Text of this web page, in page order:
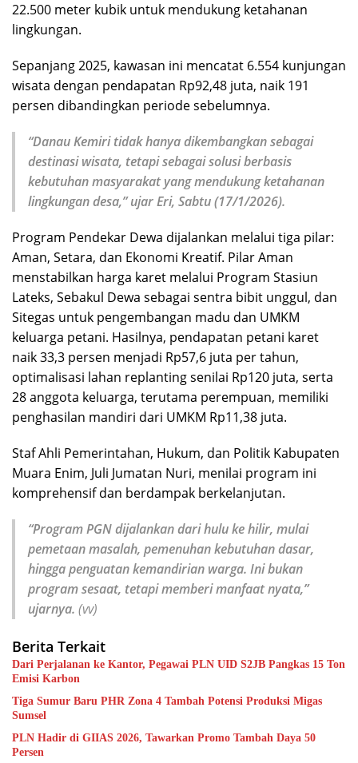
22.500 meter kubik untuk mendukung ketahanan
lingkungan.
Sepanjang 2025, kawasan ini mencatat 6.554 kunjungan
wisata dengan pendapatan Rp92,48 juta, naik 191
persen dibandingkan periode sebelumnya.
“Danau Kemiri tidak hanya dikembangkan sebagai
destinasi wisata, tetapi sebagai solusi berbasis
kebutuhan masyarakat yang mendukung ketahanan
lingkungan desa,” ujar Eri, Sabtu (17/1/2026).
Program Pendekar Dewa dijalankan melalui tiga pilar:
Aman, Setara, dan Ekonomi Kreatif. Pilar Aman
menstabilkan harga karet melalui Program Stasiun
Lateks, Sebakul Dewa sebagai sentra bibit unggul, dan
Sitegas untuk pengembangan madu dan UMKM
keluarga petani. Hasilnya, pendapatan petani karet
naik 33,3 persen menjadi Rp57,6 juta per tahun,
optimalisasi lahan replanting senilai Rp120 juta, serta
28 anggota keluarga, terutama perempuan, memiliki
penghasilan mandiri dari UMKM Rp11,38 juta.
Staf Ahli Pemerintahan, Hukum, dan Politik Kabupaten
Muara Enim, Juli Jumatan Nuri, menilai program ini
komprehensif dan berdampak berkelanjutan.
“Program PGN dijalankan dari hulu ke hilir, mulai
pemetaan masalah, pemenuhan kebutuhan dasar,
hingga penguatan kemandirian warga. Ini bukan
program sesaat, tetapi memberi manfaat nyata,”
ujarnya. (vv)
Berita Terkait
Dari Perjalanan ke Kantor, Pegawai PLN UID S2JB Pangkas 15 Ton
Emisi Karbon
Tiga Sumur Baru PHR Zona 4 Tambah Potensi Produksi Migas
Sumsel
PLN Hadir di GIIAS 2026, Tawarkan Promo Tambah Daya 50
Persen